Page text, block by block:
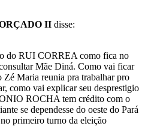
II disse:
do RUI CORREA como fica no
Mãe Diná. Como vai ficar
Zé Maria reunia pra trabalhar pro
como vai explicar seu desprestigio
ROCHA tem crédito com o
se dependesse do oeste do Pará
primeiro turno da eleição